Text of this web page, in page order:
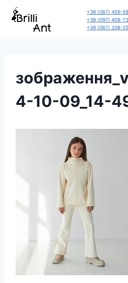
Перейти
+38 (067) 459-
+38 (097) 408-
+38 (067) 338-
4-10-09_14-